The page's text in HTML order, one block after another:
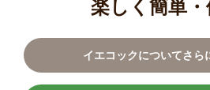
楽しく簡単・
イエコックについてさら